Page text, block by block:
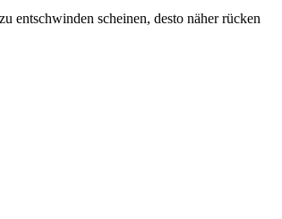
entschwinden scheinen, desto näher rücken